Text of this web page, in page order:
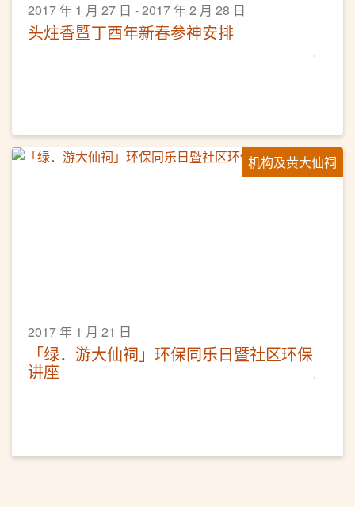
2017 年 1 月 27 日 - 2017 年 2 月 28 日
头炷香暨丁酉年新春参神安排
机构及黄大仙祠
2017 年 1 月 21 日
「绿．游大仙祠」环保同乐日暨社区环保
讲座